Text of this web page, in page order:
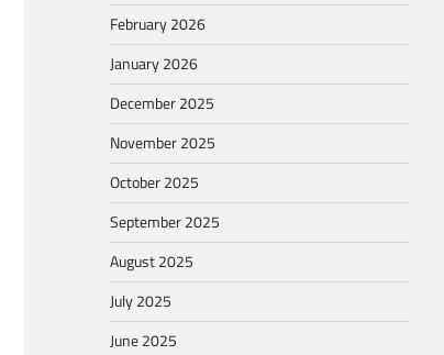
February 2026
January 2026
December 2025
November 2025
October 2025
September 2025
August 2025
July 2025
June 2025